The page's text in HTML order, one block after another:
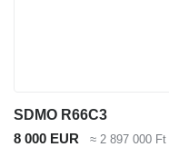
SDMO R66C3
8 000 EUR
≈ 2 897 000 Ft